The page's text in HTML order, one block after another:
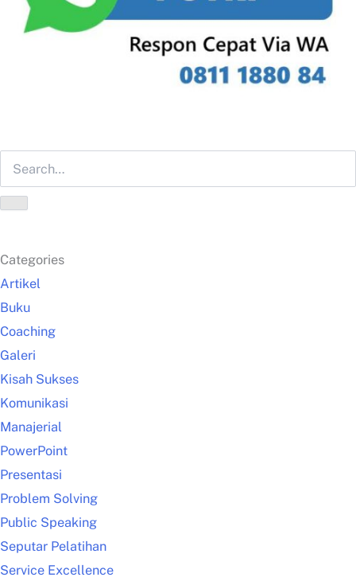
Categories
Artikel
Buku
Coaching
Galeri
Kisah Sukses
Komunikasi
Manajerial
PowerPoint
Presentasi
Problem Solving
Public Speaking
Seputar Pelatihan
Service Excellence